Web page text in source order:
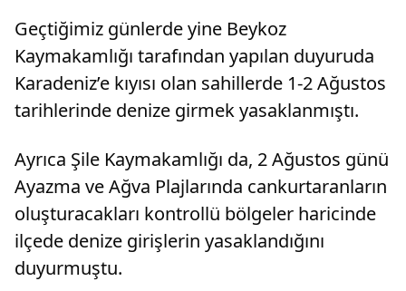
Geçtiğimiz günlerde yine Beykoz
Kaymakamlığı tarafından yapılan duyuruda
Karadeniz’e kıyısı olan sahillerde 1-2 Ağustos
tarihlerinde denize girmek yasaklanmıştı.
Ayrıca Şile Kaymakamlığı da, 2 Ağustos günü
Ayazma ve Ağva Plajlarında cankurtaranların
oluşturacakları kontrollü bölgeler haricinde
ilçede denize girişlerin yasaklandığını
duyurmuştu.